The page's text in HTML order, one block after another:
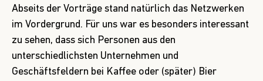
Abseits der Vorträge stand natürlich das Netzwerken
im Vordergrund. Für uns war es besonders interessant
zu sehen, dass sich Personen aus den
unterschiedlichsten Unternehmen und
Geschäftsfeldern bei Kaffee oder (später) Bier